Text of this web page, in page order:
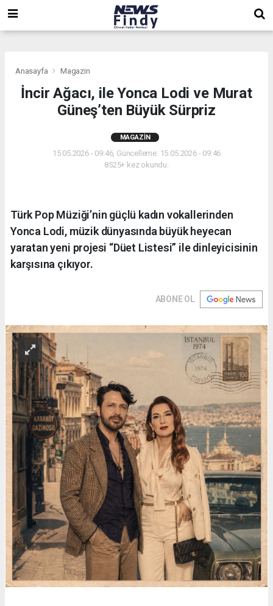
Anasayfa Magazin
İncir Ağacı, ile Yonca Lodi ve Murat
Güneş’ten Büyük Sürpriz
MAGAZIN
15.05.2026 - 09:46, Güncelleme: 15.05.2026 - 09:46
8525+ kez okundu.
Türk Pop Müziği’nin güçlü kadın vokallerinden
Yonca Lodi, müzik dünyasında büyük heyecan
yaratan yeni projesi “Düet Listesi” ile dinleyicisinin
karşısına çıkıyor.
ABONE OL